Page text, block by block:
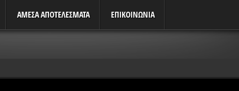
ΑΜΕΣΑ ΑΠΟΤΕΛΕΣΜΑΤΑ ΕΠΙΚΟΙΝΩΝΙΑ